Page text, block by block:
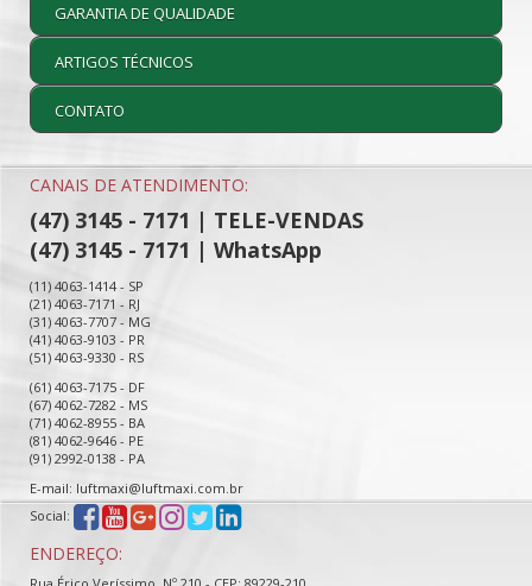
GARANTIA DE QUALIDADE
ARTIGOS TÉCNICOS
CONTATO
CANAIS DE ATENDIMENTO:
(47) 3145 - 7171 | TELE-VENDAS
(47) 3145 - 7171 | WhatsApp
(11) 4063-1414 - SP
(21) 4063-7171 - RJ
(31) 4063-7707 - MG
(41) 4063-9103 - PR
(51) 4063-9330 - RS
(61) 4063-7175 - DF
(67) 4062-7282 - MS
(71) 4062-8955 - BA
(81) 4062-9646 - PE
(91) 2992-0138 - PA
E-mail: luftmaxi@luftmaxi.com.br
Social:
ENDEREÇO: